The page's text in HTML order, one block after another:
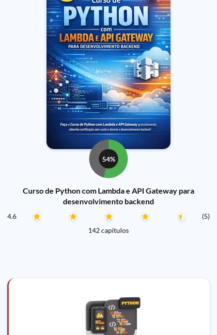
54%
Curso de Python com Lambda e API Gateway para
desenvolvimento backend
4.6
(5)
142 capítulos